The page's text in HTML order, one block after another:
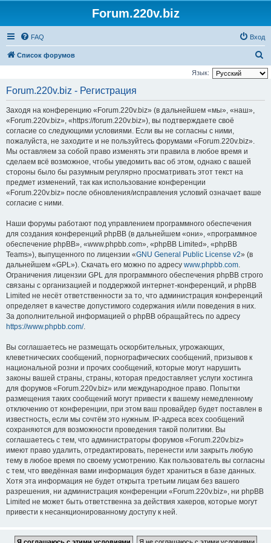
Forum.220v.biz
FAQ Вход
Список форумов
о
Язык:
Forum.220v.biz - Регистрация
Заходя на конференцию «Forum.220v.biz» (в дальнейшем «мы», «наш»,
«Forum.220v.biz», «https://forum.220v.biz»), вы подтверждаете своё
согласие со следующими условиями. Если вы не согласны с ними,
пожалуйста, не заходите и не пользуйтесь форумами «Forum.220v.biz».
Мы оставляем за собой право изменять эти правила в любое время и
сделаем всё возможное, чтобы уведомить вас об этом, однако с вашей
стороны было бы разумным регулярно просматривать этот текст на
предмет изменений, так как использование конференции
«Forum.220v.biz» после обновления/исправления условий означает ваше
согласие с ними.
Наши форумы работают под управлением программного обеспечения
для создания конференций phpBB (в дальнейшем «они», «программное
обеспечение phpBB», «www.phpbb.com», «phpBB Limited», «phpBB
Teams»), выпущенного по лицензии «GNU General Public License v2» (в
дальнейшем «GPL»). Скачать его можно по адресу www.phpbb.com.
Ограничения лицензии GPL для программного обеспечения phpBB строго
связаны с организацией и поддержкой интернет-конференций, и phpBB
Limited не несёт ответственности за то, что администрация конференций
определяет в качестве допустимого содержания и/или поведения в них.
За дополнительной информацией о phpBB обращайтесь по адресу
https://www.phpbb.com/.
Вы соглашаетесь не размещать оскорбительных, угрожающих,
клеветнических сообщений, порнографических сообщений, призывов к
национальной розни и прочих сообщений, которые могут нарушить
законы вашей страны, страны, которая предоставляет услуги хостинга
для форумов «Forum.220v.biz» или международное право. Попытки
размещения таких сообщений могут привести к вашему немедленному
отключению от конференции, при этом ваш провайдер будет поставлен в
известность, если мы сочтём это нужным. IP-адреса всех сообщений
сохраняются для возможности проведения такой политики. Вы
соглашаетесь с тем, что администраторы форумов «Forum.220v.biz»
имеют право удалить, отредактировать, перенести или закрыть любую
тему в любое время по своему усмотрению. Как пользователь вы согласны
с тем, что введённая вами информация будет храниться в базе данных.
Хотя эта информация не будет открыта третьим лицам без вашего
разрешения, ни администрация конференции «Forum.220v.biz», ни phpBB
Limited не может быть ответственна за действия хакеров, которые могут
привести к несанкционированному доступу к ней.